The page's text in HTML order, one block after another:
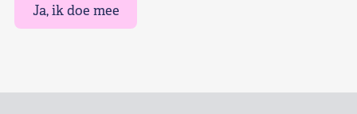
Ja, ik doe mee